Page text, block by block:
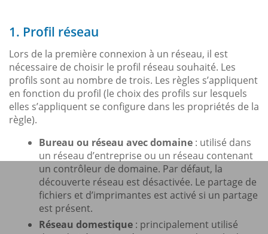
1. Profil réseau
Lors de la première connexion à un réseau, il est
nécessaire de choisir le profil réseau souhaité. Les
profils sont au nombre de trois. Les règles s’appliquent
en fonction du profil (le choix des profils sur lesquels
elles s’appliquent se configure dans les propriétés de la
règle).
Bureau ou réseau avec domaine : utilisé dans
un réseau d’entreprise ou un réseau contenant
un contrôleur de domaine. Par défaut, la
découverte réseau est désactivée. Le partage de
fichiers et d’imprimantes est activé si un partage
est présent.
Réseau domestique : principalement utilisé